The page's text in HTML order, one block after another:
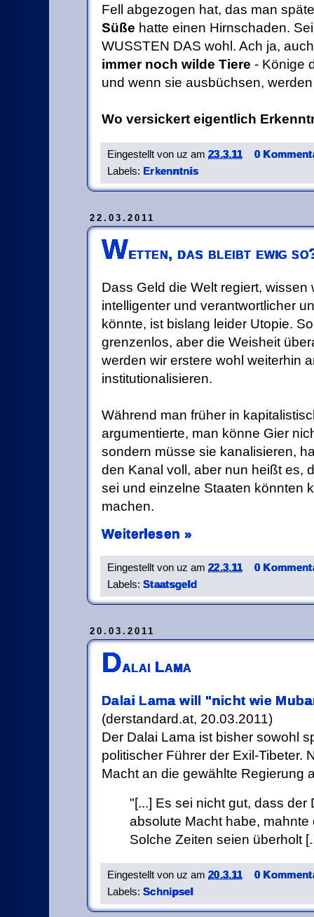
Fell abgezogen hat, das man
Süße hatte einen Hirnschaden.
WUSSTEN DAS wohl. Ach ja,
immer noch wilde Tiere - Könige
und wenn sie ausbüchsen,
Wo versickert eigentlich
Eingestellt von uz am 23.3.11
0
Labels: Erkenntnis
22.03.2011
Wetten, das bleibt ewig
Dass Geld die Welt regiert, wissen
intelligenter und verantwortlicher
könnte, ist bislang leider Utopie.
grenzenlos, aber die Weisheit
werden wir erstere wohl weiterhin
institutionalisieren.
Während man früher in
argumentierte, man könne Gier
sondern müsse sie kanalisieren,
den Kanal voll, aber nun heißt es,
sei und einzelne Staaten könnten
machen.
Weiterlesen »
Eingestellt von uz am 22.3.11
0
Labels: Staatsgeld
20.03.2011
Dalai Lama
Dalai Lama will "nicht wie
(derstandard.at, 20.03.2011)
Der Dalai Lama ist bisher sowohl
politischer Führer der Exil-Tibeter.
Macht an die gewählte Regierung
[...] Es sei nicht gut, dass der
absolute Macht habe, mahnte
Solche Zeiten seien überholt
Eingestellt von uz am 20.3.11
0
Labels: Schnipsel